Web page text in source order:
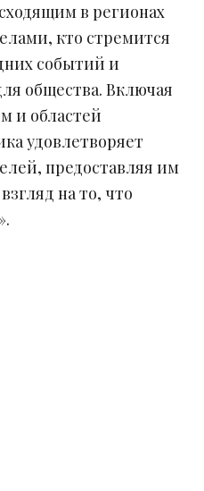
в регионах
кто стремится
событий и
общества. Включая
и областей
удовлетворяет
предоставляя им
на то, что